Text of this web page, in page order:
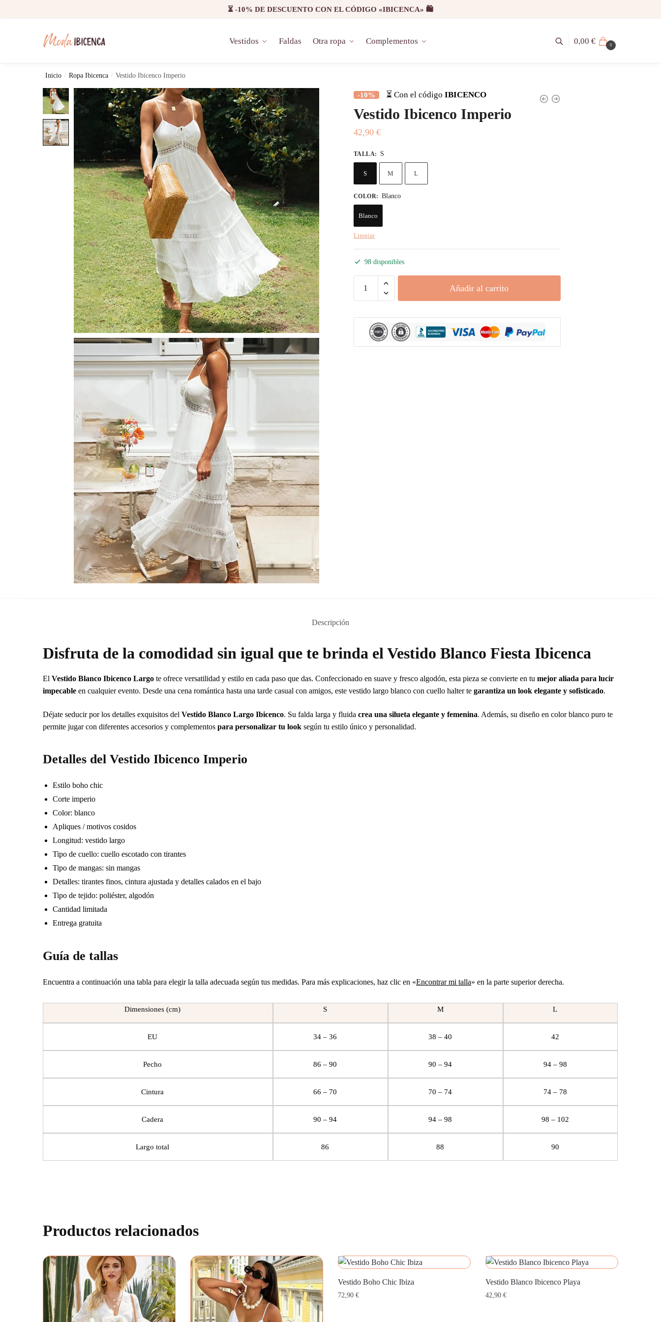
⏳ -10% DE DESCUENTO CON EL CÓDIGO «IBICENCA» 🛍️
Vestidos Faldas Otra ropa Complementos 0,00 € 0
Inicio / Ropa Ibicenca / Vestido Ibicenco Imperio
-10% ⏳ Con el código IBICENCO
Vestido Ibicenco Imperio
42,90 €
TALLA: S
S M L
COLOR: Blanco
Blanco
Limpiar
98 disponibles
Ibicenco
cantidad
Añadir al carrito
Descripción
Disfruta de la comodidad sin igual que te brinda el Vestido Blanco Fiesta Ibicenca
ElVestido Blanco Ibicenco Largo te ofrece versatilidad y estilo en cada paso que das. Confeccionado en suave y fresco algodón, esta pieza se convierte en tumejor aliada para lucir
impecable en cualquier evento. Desde una cena romántica hasta una tarde casual con amigos, este vestido largo blanco con cuello halter tegarantiza un look elegante y sofisticado.
Déjate seducir por los detalles exquisitos delVestido Blanco Largo Ibicenco. Su falda larga y fluidacrea una silueta elegante y femenina. Además, su diseño en color blanco puro te
permite jugar con diferentes accesorios y complementospara personalizar tu look según tu estilo único y personalidad.
Detalles del Vestido Ibicenco Imperio
Estilo boho chic
Corte imperio
Color: blanco
Apliques / motivos cosidos
Longitud: vestido largo
Tipo de cuello: cuello escotado con tirantes
Tipo de mangas: sin mangas
Detalles: tirantes finos, cintura ajustada y detalles calados en el bajo
Tipo de tejido: poliéster, algodón
Cantidad limitada
Entrega gratuita
Guía de tallas
Encuentra a continuación una tabla para elegir la talla adecuada según tus medidas. Para más explicaciones, haz clic en «Encontrar mi talla» en la parte superior derecha.
Dimensiones (cm) S M L
EU 34 – 36 38 – 40 42
Pecho 86 – 90 90 – 94 94 – 98
Cintura 66 – 70 70 – 74 74 – 78
Cadera 90 – 94 94 – 98 98 – 102
Largo total 86 88 90
Productos relacionados
Vestido Boho Chic Ibiza
72,90 €
Vestido Blanco Ibicenco Playa
42,90 €